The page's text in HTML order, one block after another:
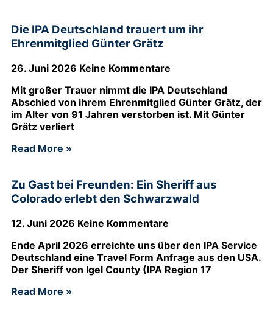
Die IPA Deutschland trauert um ihr
Ehrenmitglied Günter Grätz
26. Juni 2026 Keine Kommentare
Mit großer Trauer nimmt die IPA Deutschland
Abschied von ihrem Ehrenmitglied Günter Grätz, der
im Alter von 91 Jahren verstorben ist. Mit Günter
Grätz verliert
Read More »
Zu Gast bei Freunden: Ein Sheriff aus
Colorado erlebt den Schwarzwald
12. Juni 2026 Keine Kommentare
Ende April 2026 erreichte uns über den IPA Service
Deutschland eine Travel Form Anfrage aus den USA.
Der Sheriff von Igel County (IPA Region 17
Read More »